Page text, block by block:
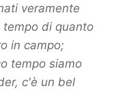
veramente
di quanto
in campo;
tempo siamo
c'è un bel